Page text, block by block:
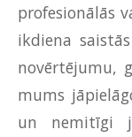
profesionālās
ikdiena
novērtējumu,
mums
un nemitīgi